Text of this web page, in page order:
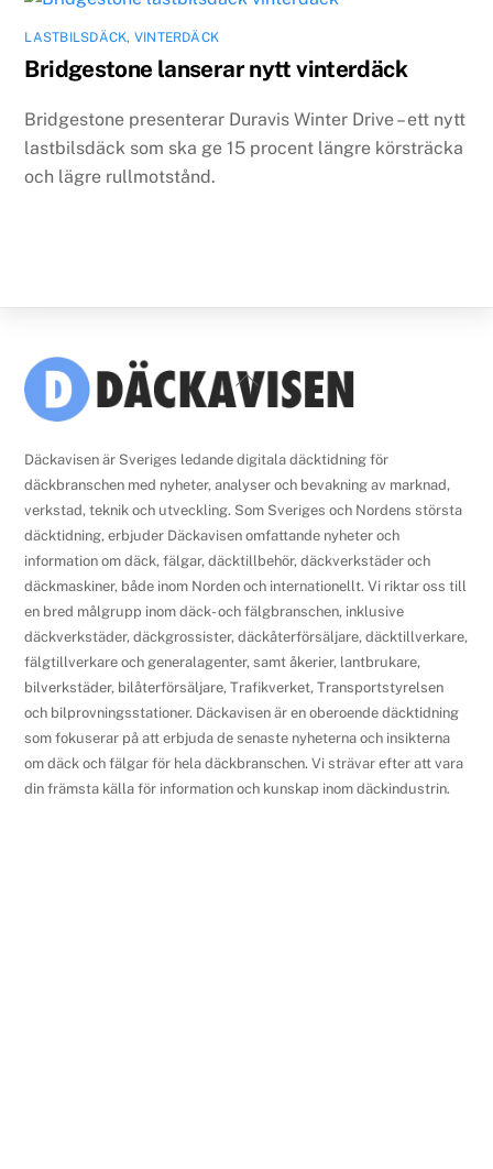
LASTBILSDÄCK, VINTERDÄCK
Bridgestone lanserar nytt vinterdäck
Bridgestone presenterar Duravis Winter Drive – ett nytt
lastbilsdäck som ska ge 15 procent längre körsträcka
och lägre rullmotstånd.
Back
To
Däckavisen är Sveriges ledande digitala däcktidning för
däckbranschen med nyheter, analyser och bevakning av marknad,
verkstad, teknik och utveckling. Som Sveriges och Nordens största
däcktidning, erbjuder Däckavisen omfattande nyheter och
information om däck, fälgar, däcktillbehör, däckverkstäder och
däckmaskiner, både inom Norden och internationellt. Vi riktar oss till
en bred målgrupp inom däck- och fälgbranschen, inklusive
däckverkstäder, däckgrossister, däckåterförsäljare, däcktillverkare,
fälgtillverkare och generalagenter, samt åkerier, lantbrukare,
bilverkstäder, bilåterförsäljare, Trafikverket, Transportstyrelsen
och bilprovningsstationer. Däckavisen är en oberoende däcktidning
som fokuserar på att erbjuda de senaste nyheterna och insikterna
om däck och fälgar för hela däckbranschen. Vi strävar efter att vara
din främsta källa för information och kunskap inom däckindustrin.